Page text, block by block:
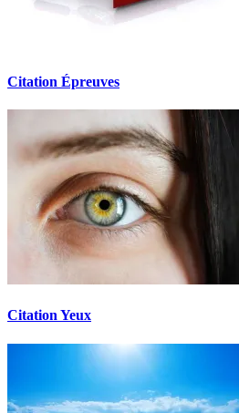
Citation Épreuves
Citation Yeux